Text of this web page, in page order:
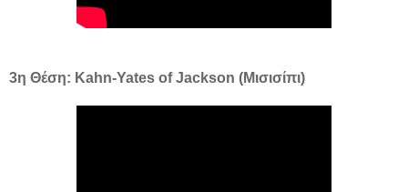
3η Θέση: Kahn-Yates of Jackson (Μισισίπι)